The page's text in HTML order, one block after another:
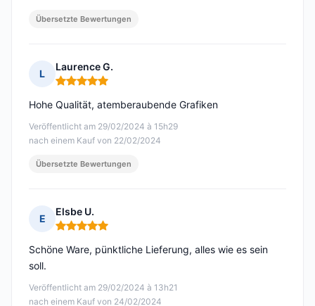
Übersetzte Bewertungen
L
Laurence G.
Hinweis: 5 von 5
Veröffentlicht am 29/02/2024 à 15h29
nach einem Kauf von 22/02/2024
Hohe Qualität, atemberaubende Grafiken
Übersetzte Bewertungen
E
Elsbe U.
Hinweis: 5 von 5
Veröffentlicht am 29/02/2024 à 13h21
nach einem Kauf von 24/02/2024
Schöne Ware, pünktliche Lieferung, alles wie es sein
soll.